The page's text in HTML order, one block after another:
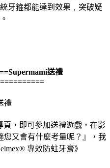
牙箍都能達到效果﹐突破疑
送禮
頁，即可參加送禮遊戲，在影
您又會有什麼考量呢？』，我
專效防蛀牙膏》